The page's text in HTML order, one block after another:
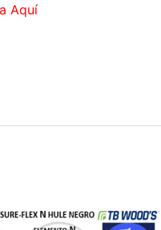
Aquí